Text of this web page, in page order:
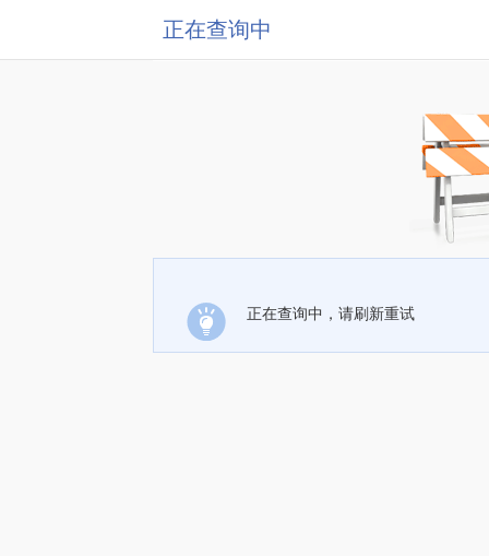
正在查询中
正在查询中，请刷新重试